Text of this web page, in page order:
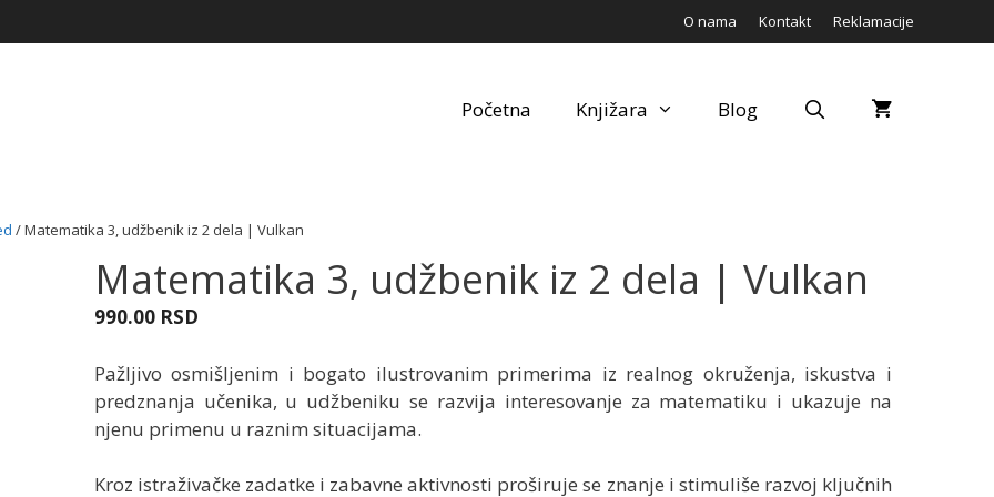
O nama Kontakt Reklamacije
Početna Knjižara Blog
/ Matematika 3, udžbenik iz 2 dela | Vulkan
Matematika 3, udžbenik iz 2 dela | Vulkan
990.00 RSD
Pažljivo osmišljenim i bogato ilustrovanim primerima iz realnog okruženja, iskustva i
predznanja učenika, u udžbeniku se razvija interesovanje za matematiku i ukazuje na
njenu primenu u raznim situacijama.
Kroz istraživačke zadatke i zabavne aktivnosti proširuje se znanje i stimuliše razvoj ključnih